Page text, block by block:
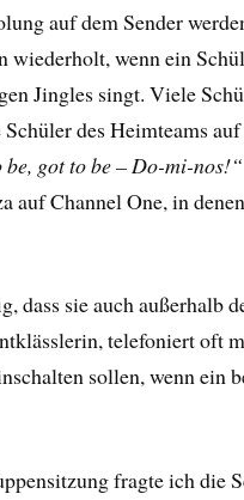
auf dem Sender
wiederholt, wenn ein
Jingles singt. Viele
des Heimteams
be, got to be – Do-mi-nos!“
auf Channel One, in
dass sie auch außerhalb
telefoniert oft
sollen, wenn ein
fragte ich die